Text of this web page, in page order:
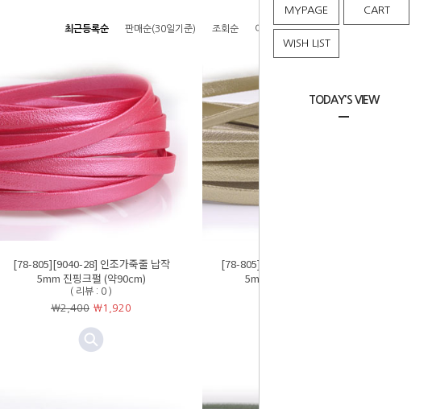
MYPAGE CART
WISH LIST
TODAY'S VIEW
최근등록순 판매순(30일기준) 조회순 이름순 높은가격순
[78-805][9040-28] 인조가죽줄 납작
5mm 진핑크펄 (약90cm)
( 리뷰 : 0 )
￦2,400 ￦1,920
[78-805][9040-21] 인조가죽줄 납작
5mm 베이지펄 (약90cm)